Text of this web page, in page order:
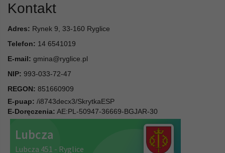
Kontakt
Adres: Rynek 9, 33-160 Ryglice
Telefon: 14 6541019
E-mail: gmina@ryglice.pl
NIP: 993-033-72-47
REGON: 851660909
E-puap: /i8743decx3/SkrytkaESP
E-Doręczenia: AE:PL-50947-36669-BGJAR-30